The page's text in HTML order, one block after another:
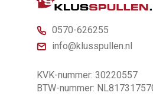
0570-626255
info@klusspullen.nl
KVK-nummer: 30220557
BTW-nummer: